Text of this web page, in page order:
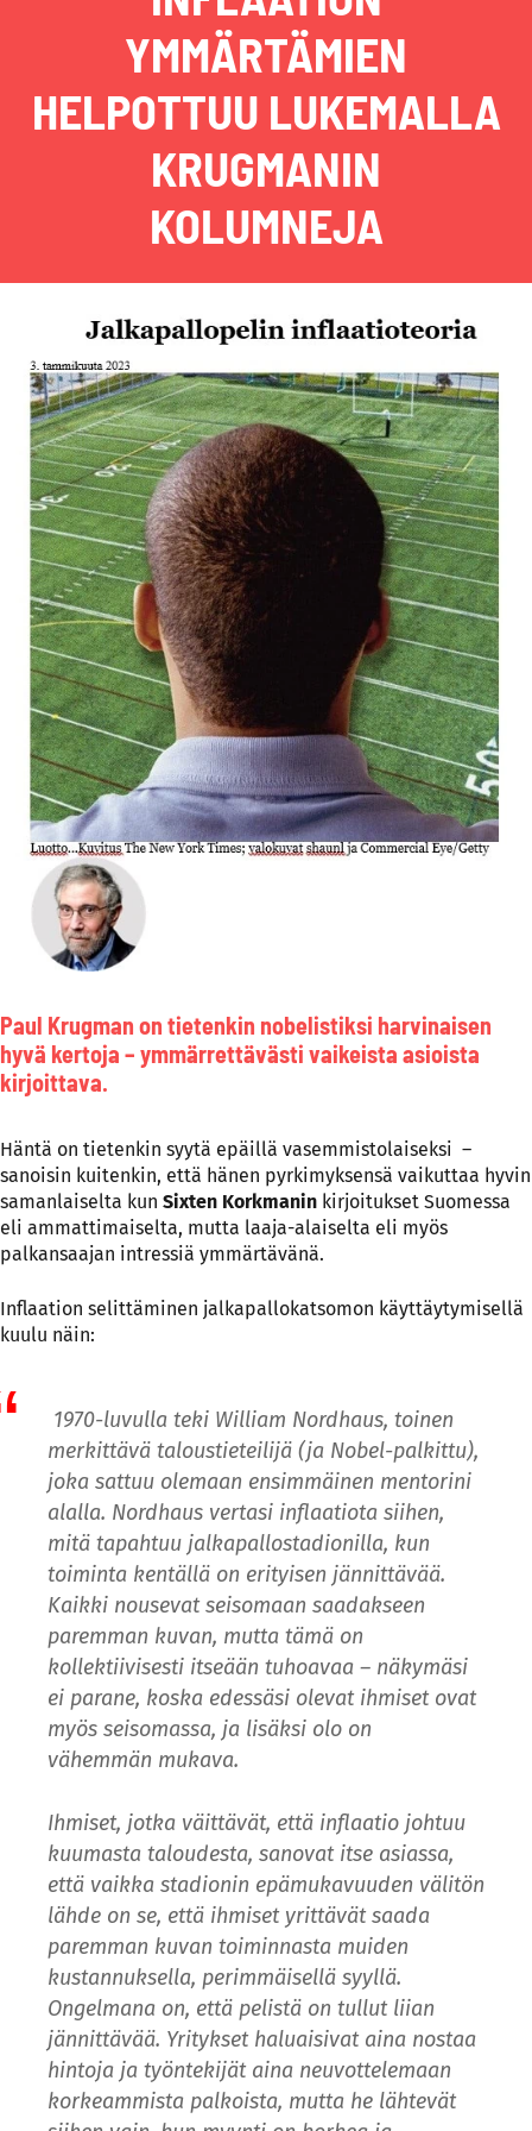
YMMÄRTÄMIEN
HELPOTTUU LUKEMALLA
KRUGMANIN
KOLUMNEJA
Paul Krugman on tietenkin nobelistiksi harvinaisen
hyvä kertoja – ymmärrettävästi vaikeista asioista
kirjoittava.
Häntä on tietenkin syytä epäillä vasemmistolaiseksi –
sanoisin kuitenkin, että hänen pyrkimyksensä vaikuttaa hyvin
samanlaiselta kun Sixten Korkmanin kirjoitukset Suomessa
eli ammattimaiselta, mutta laaja-alaiselta eli myös
palkansaajan intressiä ymmärtävänä.
Inflaation selittäminen jalkapallokatsomon käyttäytymisellä
kuulu näin:
1970-luvulla teki William Nordhaus, toinen
merkittävä taloustieteilijä (ja Nobel-palkittu),
joka sattuu olemaan ensimmäinen mentorini
alalla. Nordhaus vertasi inflaatiota siihen,
mitä tapahtuu jalkapallostadionilla, kun
toiminta kentällä on erityisen jännittävää.
Kaikki nousevat seisomaan saadakseen
paremman kuvan, mutta tämä on
kollektiivisesti itseään tuhoavaa – näkymäsi
ei parane, koska edessäsi olevat ihmiset ovat
myös seisomassa, ja lisäksi olo on
vähemmän mukava.
Ihmiset, jotka väittävät, että inflaatio johtuu
kuumasta taloudesta, sanovat itse asiassa,
että vaikka stadionin epämukavuuden välitön
lähde on se, että ihmiset yrittävät saada
paremman kuvan toiminnasta muiden
kustannuksella, perimmäisellä syyllä.
Ongelmana on, että pelistä on tullut liian
jännittävää. Yritykset haluaisivat aina nostaa
hintoja ja työntekijät aina neuvottelemaan
korkeammista palkoista, mutta he lähtevät